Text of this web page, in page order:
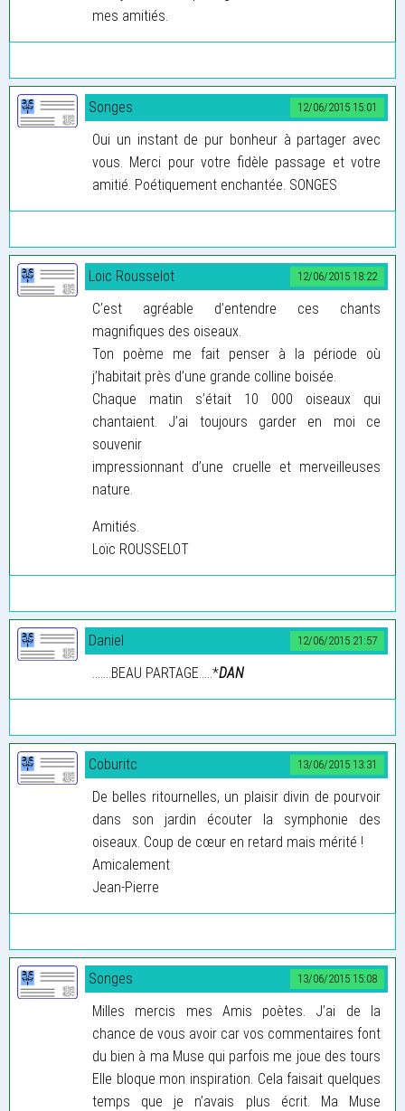
mes amitiés.
12/06/2015 15:01
Songes
Oui un instant de pur bonheur à partager avec
vous. Merci pour votre fidèle passage et votre
amitié. Poétiquement enchantée. SONGES
12/06/2015 18:22
Loic Rousselot
C’est agréable d’entendre ces chants
magnifiques des oiseaux.
Ton poème me fait penser à la période où
j’habitait près d’une grande colline boisée.
Chaque matin s’était 10 000 oiseaux qui
chantaient. J’ai toujours garder en moi ce
souvenir
impressionnant d’une cruelle et merveilleuses
nature.
Amitiés.
Loïc ROUSSELOT
12/06/2015 21:57
Daniel
.......BEAU PARTAGE.....*DAN
13/06/2015 13:31
Coburitc
De belles ritournelles, un plaisir divin de pourvoir
dans son jardin écouter la symphonie des
oiseaux. Coup de cœur en retard mais mérité !
Amicalement
Jean-Pierre
13/06/2015 15:08
Songes
Milles mercis mes Amis poètes. J’ai de la
chance de vous avoir car vos commentaires font
du bien à ma Muse qui parfois me joue des tours
Elle bloque mon inspiration. Cela faisait quelques
temps que je n’avais plus écrit. Ma Muse